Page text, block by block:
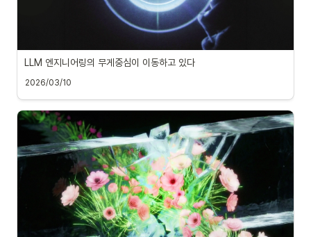
LLM 엔지니어링의 무게중심이 이동하고 있다
2026/03/10